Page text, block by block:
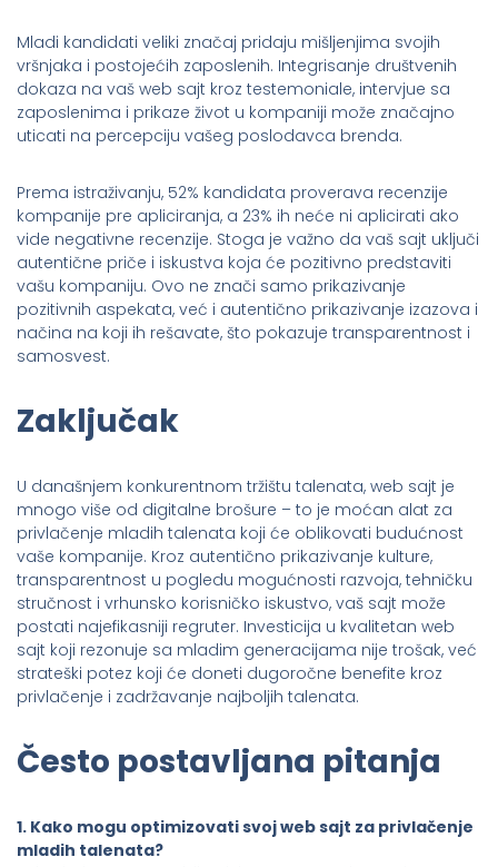
Mladi kandidati veliki značaj pridaju mišljenjima svojih
vršnjaka i postojećih zaposlenih. Integrisanje društvenih
dokaza na vaš web sajt kroz testemoniale, intervjue sa
zaposlenima i prikaze život u kompaniji može značajno
uticati na percepciju vašeg poslodavca brenda.
Prema istraživanju, 52% kandidata proverava recenzije
kompanije pre apliciranja, a 23% ih neće ni aplicirati ako
vide negativne recenzije. Stoga je važno da vaš sajt uključi
autentične priče i iskustva koja će pozitivno predstaviti
vašu kompaniju. Ovo ne znači samo prikazivanje
pozitivnih aspekata, već i autentično prikazivanje izazova i
načina na koji ih rešavate, što pokazuje transparentnost i
samosvest.
Zaključak
U današnjem konkurentnom tržištu talenata, web sajt je
mnogo više od digitalne brošure – to je moćan alat za
privlačenje mladih talenata koji će oblikovati budućnost
vaše kompanije. Kroz autentično prikazivanje kulture,
transparentnost u pogledu mogućnosti razvoja, tehničku
stručnost i vrhunsko korisničko iskustvo, vaš sajt može
postati najefikasniji regruter. Investicija u kvalitetan web
sajt koji rezonuje sa mladim generacijama nije trošak, već
strateški potez koji će doneti dugoročne benefite kroz
privlačenje i zadržavanje najboljih talenata.
Često postavljana pitanja
1. Kako mogu optimizovati svoj web sajt za privlačenje
mladih talenata?